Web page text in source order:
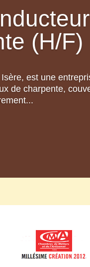
(H/F)
est une
de charpente,